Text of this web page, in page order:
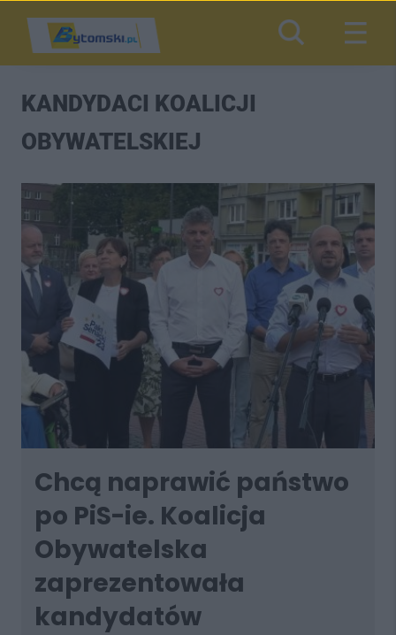
KANDYDACI KOALICJI
OBYWATELSKIEJ
Chcą naprawić państwo
po PiS-ie. Koalicja
Obywatelska
zaprezentowała
kandydatów